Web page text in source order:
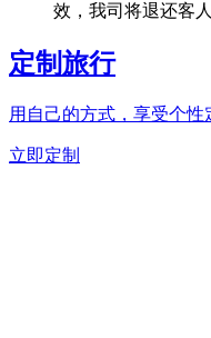
效，我司将退还客
定制旅行
用自己的方式，享受个性
立即定制